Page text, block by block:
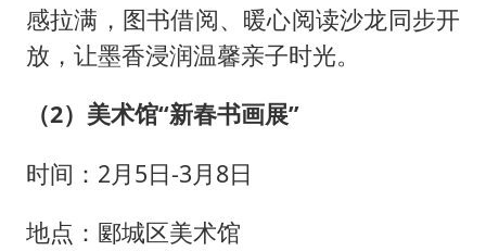
感拉满，图书借阅、暖心阅读沙龙同步开
放，让墨香浸润温馨亲子时光。
（2）美术馆“新春书画展”
时间：2月5日-3月8日
地点：郾城区美术馆